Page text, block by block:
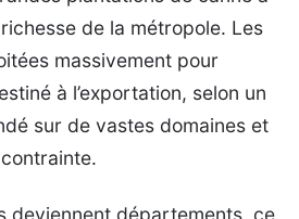
de la métropole. Les
massivement pour
à l’exportation, selon un
sur de vastes domaines et
deviennent départements, ce